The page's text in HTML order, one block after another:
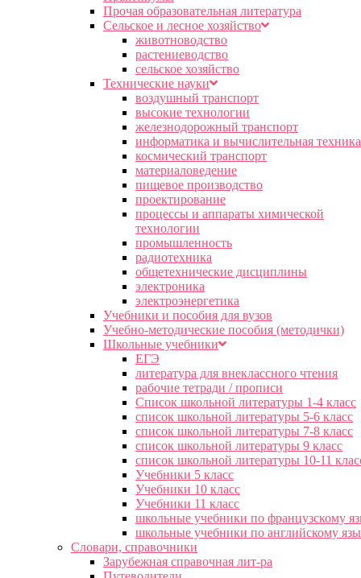
Прочая образовательная литература
Сельское и лесное хозяйство
животноводство
растениеводство
сельское хозяйство
Технические науки
воздушный транспорт
высокие технологии
железнодорожный транспорт
информатика и вычислительная техника
космический транспорт
материаловедение
пищевое производство
проектирование
процессы и аппараты химической
технологии
промышленность
радиотехника
общетехнические дисциплины
электроника
электроэнергетика
Учебники и пособия для вузов
Учебно-методические пособия (методички)
Школьные учебники
ЕГЭ
литература для внеклассного чтения
рабочие тетради / прописи
Список школьной литературы 1-4 класс
список школьной литературы 5-6 класс
список школьной литературы 7-8 класс
список школьной литературы 9 класс
список школьной литературы 10-11
Учебники 5 класс
Учебники 10 класс
Учебники 11 класс
школьные учебники по французскому
школьные учебники по английскому
Словари, справочники
Зарубежная справочная лит-ра